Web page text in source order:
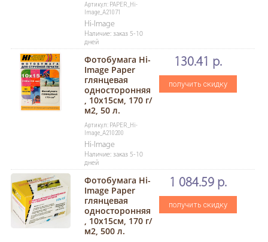
Артикул: PAPER_Hi-
Image_A21071
Hi-Image
Наличие: заказ 5-10
дней
Фотобумага Hi-
Image Paper
глянцевая
односторонняя
, 10x15см, 170 г/
м2, 50 л.
Артикул: PAPER_Hi-
Image_A210200
Hi-Image
Наличие: заказ 5-10
дней
130.41 р.
получить скидку
Фотобумага Hi-
Image Paper
глянцевая
односторонняя
, 10x15см, 170 г/
м2, 500 л.
1 084.59 р.
получить скидку